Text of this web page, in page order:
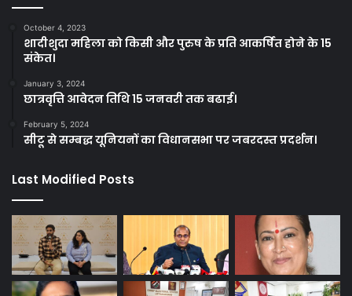
October 4, 2023
शादीशुदा महिला को किसी और पुरुष के प्रति आकर्षित होने के 15
संकेत।
January 3, 2024
छात्रवृत्ति आवेदन तिथि 15 जनवरी तक बढाई।
February 5, 2024
सीटू से सम्बद्ध यूनियनों का विधानसभा पर जबरदस्त प्रदर्शन।
Last Modified Posts